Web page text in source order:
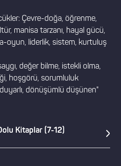
Çevre-doğa, öğrenme,
manisa tarzanı, hayal gücü,
oyun, liderlik, sistem, kurtuluş
değer bilme, istekli olma,
hoşgörü, sorumluluk
dönüşümlü düşünen"
Kitaplar (7-12)